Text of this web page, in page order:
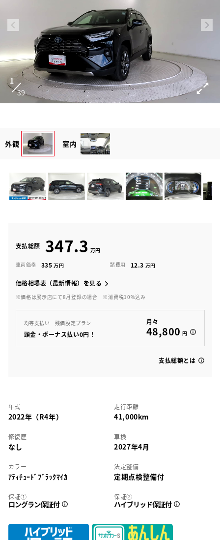
1
39
外観 室内
支払総額 347.3
車両価格 335 諸費用 12.3
価格相場表（最新情報）を見る
※価格は展示店にて8月登録の場合 ※消費税10%込み
均等支払い 残価設定プラン
頭金・ボーナス払い0円！
月々
48,800 円
支払総額とは
年式
2022年（R4年）
走行距離
41,000km
修復歴
なし
車検
2027年4月
カラー
ｱﾃｨﾁｭｰﾄﾞﾌﾞﾗｯｸﾏｲｶ
法定整備
定期点検整備付
保証①
ロングラン保証付
保証②
ハイブリッド保証付